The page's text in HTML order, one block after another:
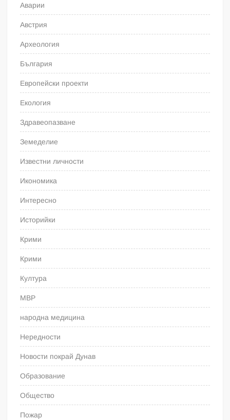
Аварии
Австрия
Археология
България
Европейски проекти
Екология
Здравеопазване
Земеделие
Известни личности
Икономика
Интересно
Историйки
Крими
Крими
Култура
МВР
народна медицина
Нередности
Новости покрай Дунав
Образование
Общество
Пожар